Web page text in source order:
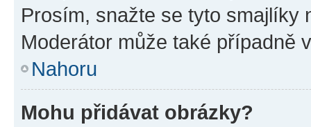
Prosím, snažte se tyto smajlíky
Moderátor může také případně
Nahoru
Mohu přidávat obrázky?